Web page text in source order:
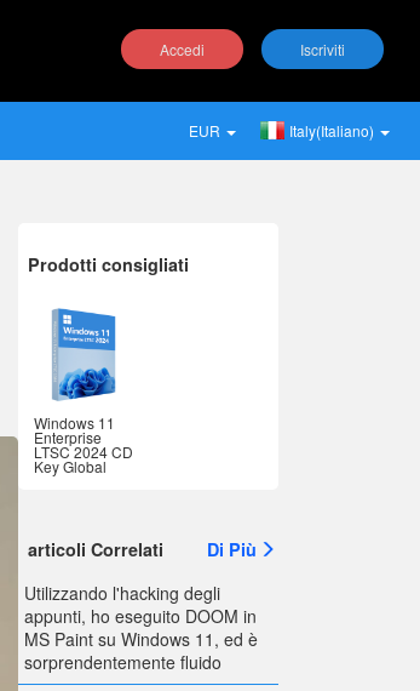
Accedi Iscriviti
EUR Italy(Italiano)
Prodotti consigliati
Windows 11
Enterprise
LTSC 2024 CD
Key Global
articoli Correlati
Di Più
Utilizzando l'hacking degli
appunti, ho eseguito DOOM in
MS Paint su Windows 11, ed è
sorprendentemente fluido